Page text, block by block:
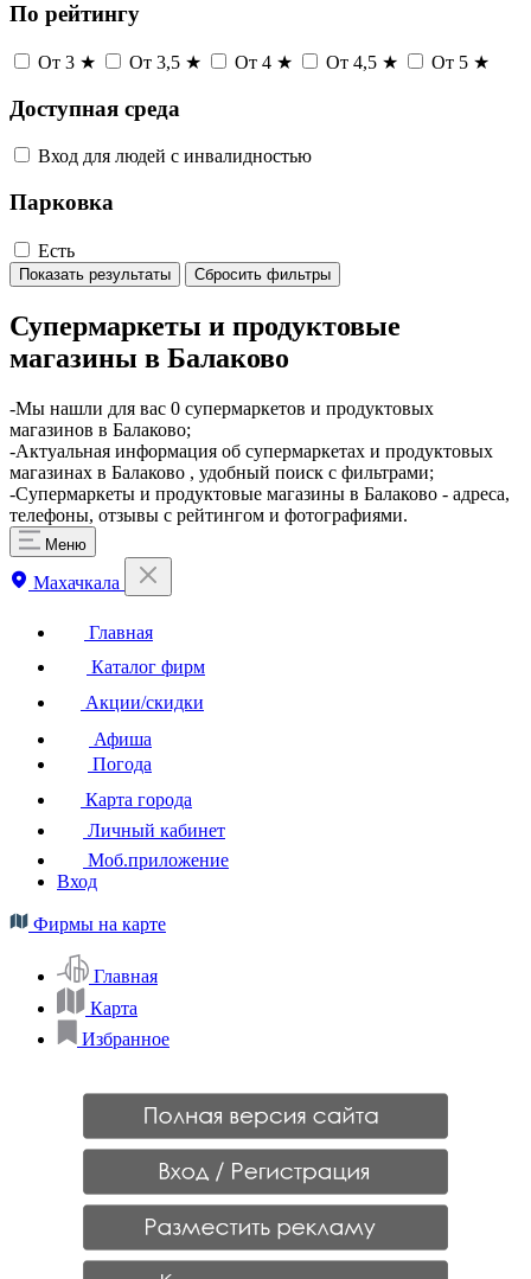
По рейтингу
От 3 ★ От 3,5 ★ От 4 ★ От 4,5 ★ От 5 ★
Доступная среда
Вход для людей с инвалидностью
Парковка
Есть
Показать результаты Сбросить фильтры
Супермаркеты и продуктовые
магазины в Балаково
​-Мы нашли для вас 0 супермаркетов и продуктовых
магазинов в Балаково;
-Актуальная информация об супермаркетах и продуктовых
магазинах в Балаково , удобный поиск с фильтрами;
-Супермаркеты и продуктовые магазины в Балаково - адреса,
телефоны, отзывы с рейтингом и фотографиями.
Меню
Махачкала
Главная
Каталог фирм
Акции/скидки
Афиша
Погода
Карта города
Личный кабинет
Моб.приложение
Вход
Фирмы на карте
Главная
Карта
Избранное